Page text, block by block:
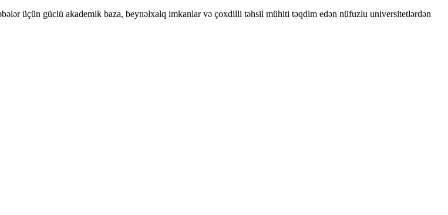
üçün güclü akademik baza, beynəlxalq imkanlar və çoxdilli təhsil mühiti təqdim edən nüfuzlu universitetlərdən